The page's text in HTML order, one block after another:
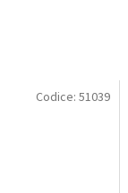
Codice:51039